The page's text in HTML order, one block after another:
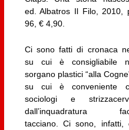
ed. Albatros Il Filo, 2010,
96, € 4,90.
Ci sono fatti di cronaca
su cui è consigliabile
sorgano plastici “alla
su cui è conveniente
sociologi e
dall’inquadratura
tacciano. Ci sono,